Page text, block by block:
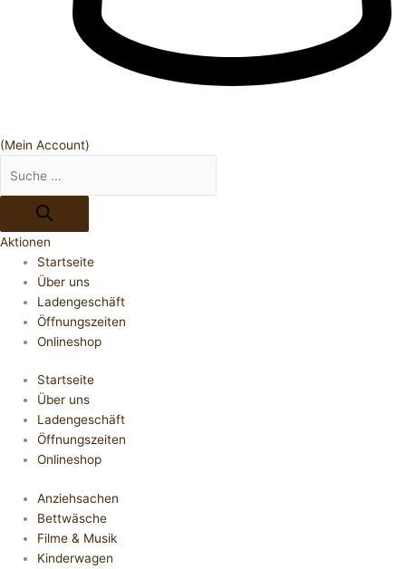
(Mein Account)
Aktionen
Startseite
Über uns
Ladengeschäft
Öffnungszeiten
Onlineshop
Startseite
Über uns
Ladengeschäft
Öffnungszeiten
Onlineshop
Anziehsachen
Bettwäsche
Filme & Musik
Kinderwagen